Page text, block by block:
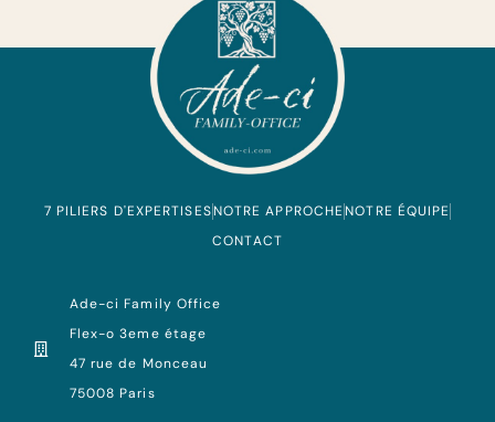
7 PILIERS D'EXPERTISESNOTRE APPROCHE NOTRE ÉQUIPE
CONTACT
Ade-ci Family Office
Flex-o 3eme étage
47 rue de Monceau
75008 Paris